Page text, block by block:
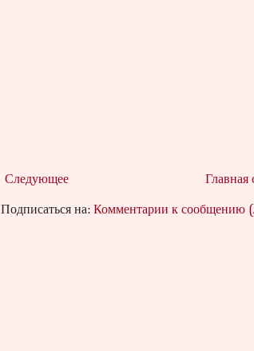
Следующее Главная
Подписаться на: Комментарии к сообщению